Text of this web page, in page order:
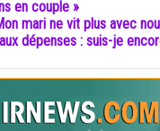
en couple »
mari ne vit plus avec
dépenses : suis-je